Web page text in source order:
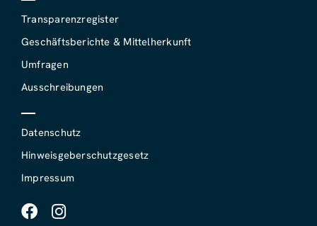
Transparenzregister
Geschäftsberichte & Mittelherkunft
Umfragen
Ausschreibungen
Datenschutz
Hinweisgeberschutzgesetz
Impressum